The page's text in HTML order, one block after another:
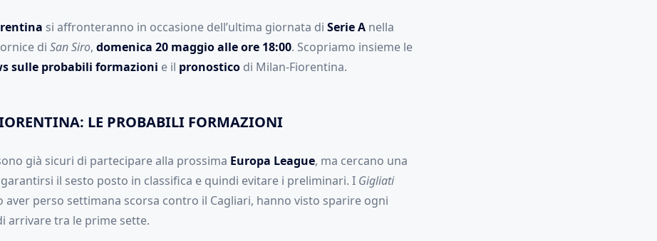
si affronteranno in occasione dell’ultima giornata di Serie Anella
di San Siro, domenica 20 maggio alle ore 18:00. Scopriamo insieme le
sulle probabili formazioni e il pronosticodi Milan-Fiorentina.
LE PROBABILI FORMAZIONI
già sicuri di partecipare alla prossima Europa League, ma cercano una
il sesto posto in classifica e quindi evitare i preliminari. I Gigliati
aver perso settimana scorsa contro il Cagliari, hanno visto sparire ogni
arrivare tra le prime sette.